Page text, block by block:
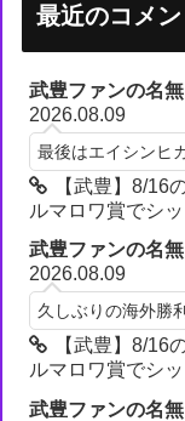
最近のコメン
武豊ファンの名
2026.08.09
最後はエイシンヒ
【武豊】8/
ルマロワ賞でシ
武豊ファンの名
2026.08.09
久しぶりの海外勝
【武豊】8/
ルマロワ賞でシ
武豊ファンの名